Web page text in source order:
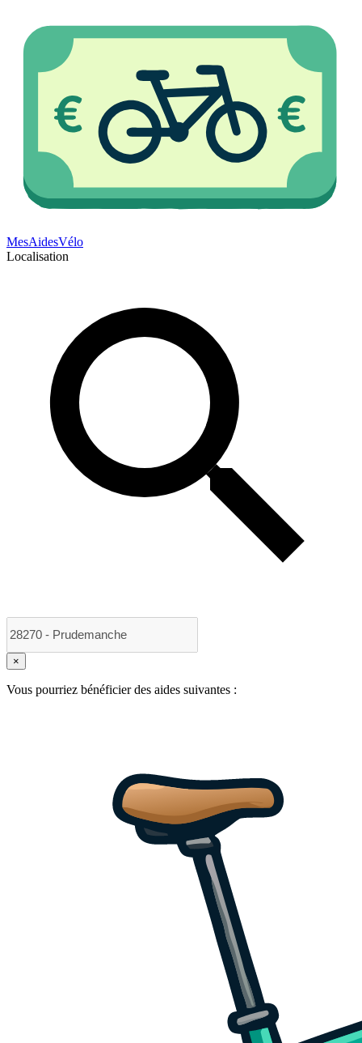
MesAidesVélo
Localisation
×
Vous pourriez bénéficier des aides suivantes :